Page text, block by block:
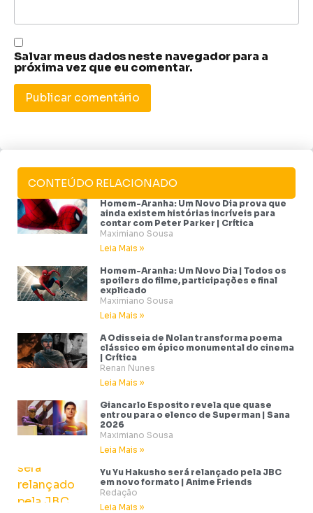
Salvar meus dados neste navegador para a
próxima vez que eu comentar.
CONTEÚDO RELACIONADO
Homem-Aranha: Um Novo Dia prova que
ainda existem histórias incríveis para
contar com Peter Parker | Crítica
Maximiano Sousa
Leia Mais »
Homem-Aranha: Um Novo Dia | Todos os
spoilers do filme, participações e final
explicado
Maximiano Sousa
Leia Mais »
A Odisseia de Nolan transforma poema
clássico em épico monumental do cinema
| Crítica
Renan Nunes
Leia Mais »
Giancarlo Esposito revela que quase
entrou para o elenco de Superman | Sana
2026
Maximiano Sousa
Leia Mais »
Yu Yu Hakusho será relançado pela JBC
em novo formato | Anime Friends
Redação
Leia Mais »